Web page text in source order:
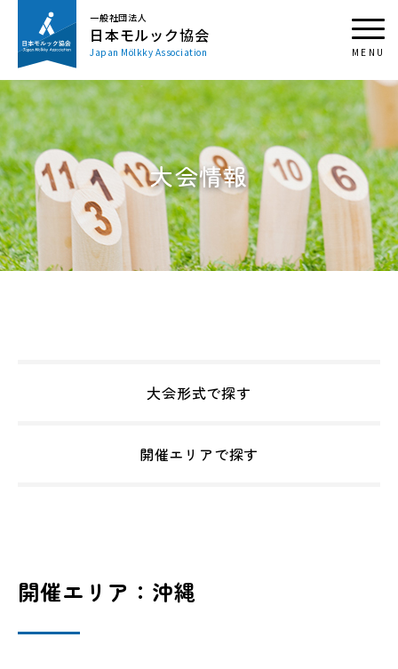
一般社団法人
日本モルック協会
Japan Mölkky Association
大会情報
大会形式で探す
開催エリアで探す
開催エリア：沖縄